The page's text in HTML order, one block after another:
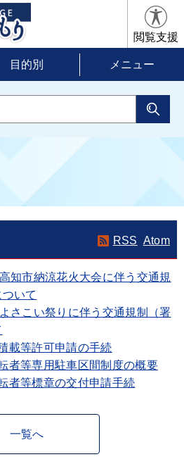
閲覧支援
目的別 メニュー
RSS Atom
知市納涼花火大会に伴う交通規
いて
さこい祭りに伴う交通規制（署
載等許可申請の手続
者等専用駐車区間制度の概要
者等標章の交付申請手続
一覧へ